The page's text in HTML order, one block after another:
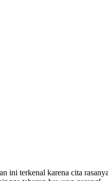
ini terkenal karena cita